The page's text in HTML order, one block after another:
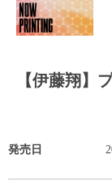
【伊藤翔】
発売日